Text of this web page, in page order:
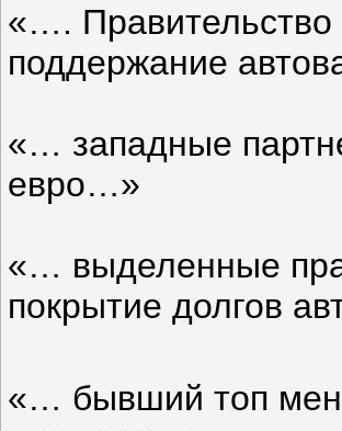
«….
поддержание
«… западные
евро…»
«… выделенные
покрытие долгов
«… бывший топ